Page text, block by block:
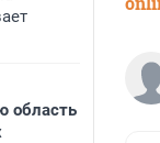
область